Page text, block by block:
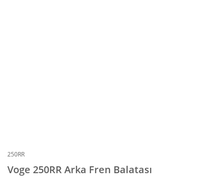
250RR
Voge 250RR Arka Fren Balatası